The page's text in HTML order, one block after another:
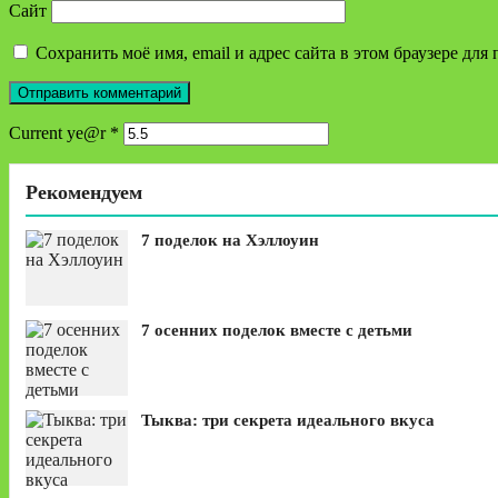
Сайт
Сохранить моё имя, email и адрес сайта в этом браузере
Current ye@r *
Рекомендуем
7 поделок на Хэллоуин
7 осенних поделок вместе с детьми
Тыква: три секрета идеального вкуса